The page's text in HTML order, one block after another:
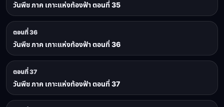
วันพีช ภาค เกาะแห่งท้องฟ้า ตอนที่ 35
ตอนที่ 36
วันพีช ภาค เกาะแห่งท้องฟ้า ตอนที่ 36
ตอนที่ 37
วันพีช ภาค เกาะแห่งท้องฟ้า ตอนที่ 37